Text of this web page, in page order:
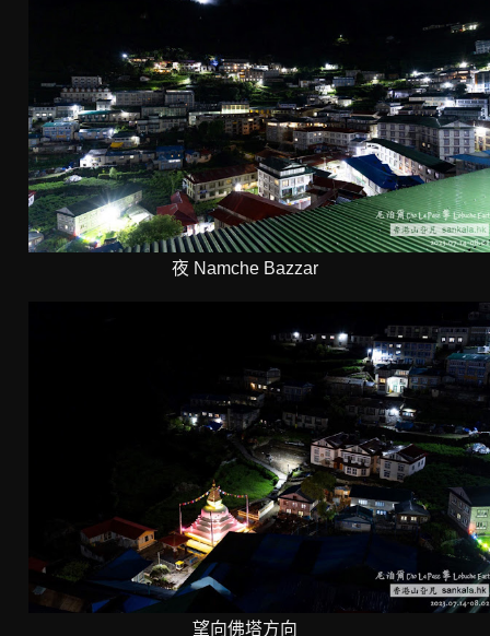
夜 Namche Bazzar
望向佛塔方向